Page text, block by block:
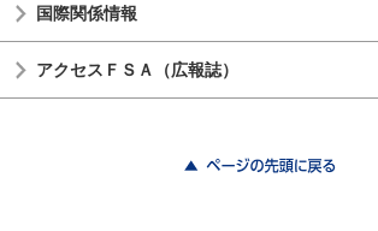
国際関係情報
アクセスＦＳＡ（広報誌）